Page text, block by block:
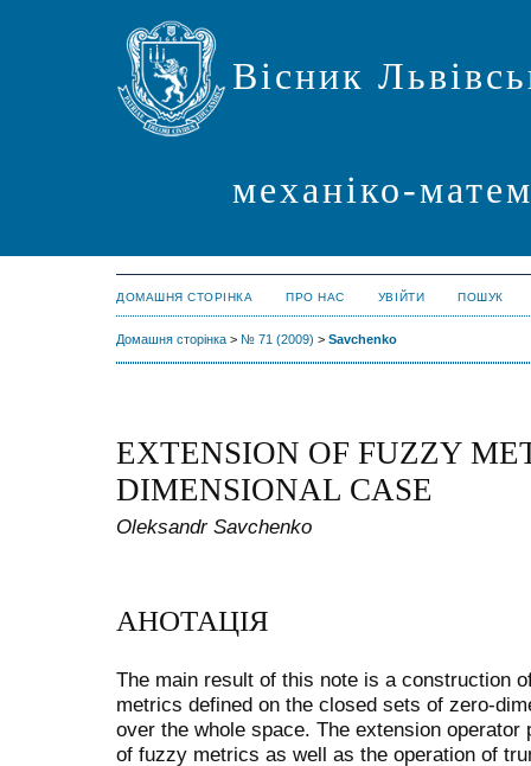
Вісник
механіко-
ДОМАШНЯ СТОРІНКА ПРО НАС УВІЙТИ ПОШУК
Домашня сторінка > № 71 (2009) > Savchenko
EXTENSION OF FUZZY
DIMENSIONAL CASE
Oleksandr Savchenko
АНОТАЦІЯ
The main result of this note is a construction
metrics defined on the closed sets of zero-
over the whole space. The extension
of fuzzy metrics as well as the operation of